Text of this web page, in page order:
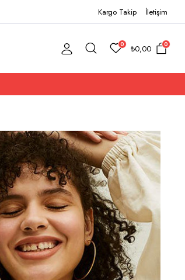
Kargo Takip İletişim
0 ₺0,00 0